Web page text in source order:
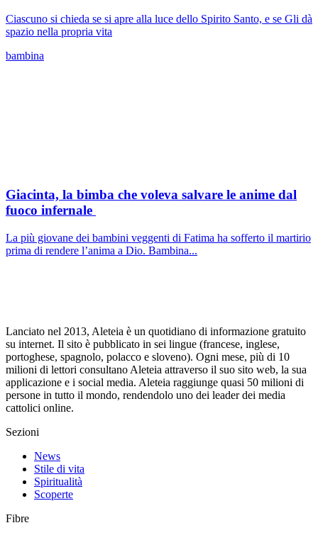
Ciascuno si chieda se si apre alla luce dello Spirito Santo, e se Gli dà
spazio nella propria vita
bambina
Giacinta, la bimba che voleva salvare le anime dal
fuoco infernale
La più giovane dei bambini veggenti di Fatima ha sofferto il martirio
prima di rendere l’anima a Dio. Bambina...
Lanciato nel 2013, Aleteia è un quotidiano di informazione gratuito
su internet. Il sito è pubblicato in sei lingue (francese, inglese,
portoghese, spagnolo, polacco e sloveno). Ogni mese, più di 10
milioni di lettori consultano Aleteia attraverso il suo sito web, la sua
applicazione e i social media. Aleteia raggiunge quasi 50 milioni di
persone in tutto il mondo, rendendolo uno dei leader dei media
cattolici online.
Sezioni
News
Stile di vita
Spiritualità
Scoperte
Fibre